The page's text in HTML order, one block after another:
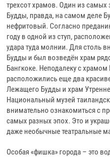
трехсот храмов. Один из
Будды, правда, на самом деле
нефритовый. Согласно
году в одной из ступ,
удара туда молнии. Для столь
Будды и был возведён храм
Бангкоке. Неподалеку с
расположились еще два
Лежащего Будды и храм
Национальный музей
внимательно ознакомиться с
самых разных эпох. Это и
даже необычные театральные
Особая «фишка» города – это